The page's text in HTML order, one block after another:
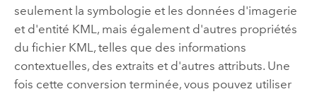
seulement la symbologie et les données d'imagerie
et d'entité KML, mais également d'autres propriétés
du fichier KML, telles que des informations
contextuelles, des extraits et d'autres attributs. Une
fois cette conversion terminée, vous pouvez utiliser